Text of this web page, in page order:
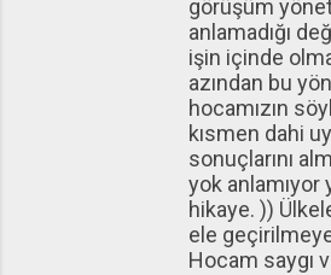
görüşüm
anlamadığı
işin içinde
azından bu
hocamızın
kısmen dahi
sonuçlarını
yok
hikaye. ))
ele geçirilmeye
Hocam saygı